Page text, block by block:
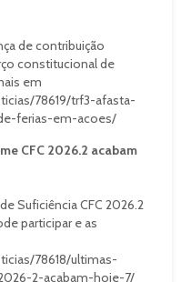
de contribuição
constitucional de
em
78619/trf3-afasta-
ferias-em-acoes/
CFC 2026.2 acabam
Suficiência CFC 2026.2
participar e as
78618/ultimas-
2-acabam-hoje-7/